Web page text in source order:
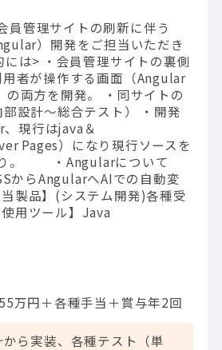
員管理サイトの刷新に伴う
）開発をご担当いただき
には> ・会員管理サイトの裏側
用者が操作する画面（Angular
の両方を開発。 ・同サイトの
設計～総合テスト） ・開発
現行はjava＆
Pages）になり現行ソースを
り。 ・Angularについて
からAngularへAIでの自動変
製品】(システム開発)各種受
用ツール】Java
万円＋各種手当＋賞与年2回
から実装、各種テスト（単